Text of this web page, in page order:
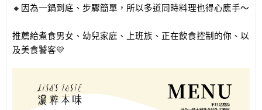
🔸因為一鍋到底、步驟簡單，所以多道同時料理也得心應手～
推薦給煮食男女、幼兒家庭、上班族、正在飲食控制的你、以
及美食饕客💛